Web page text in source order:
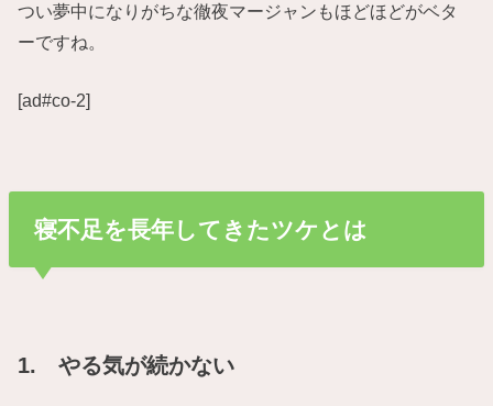
つい夢中になりがちな徹夜マージャンもほどほどがベタ
ーですね。
[ad#co-2]
寝不足を長年してきたツケとは
1. やる気が続かない